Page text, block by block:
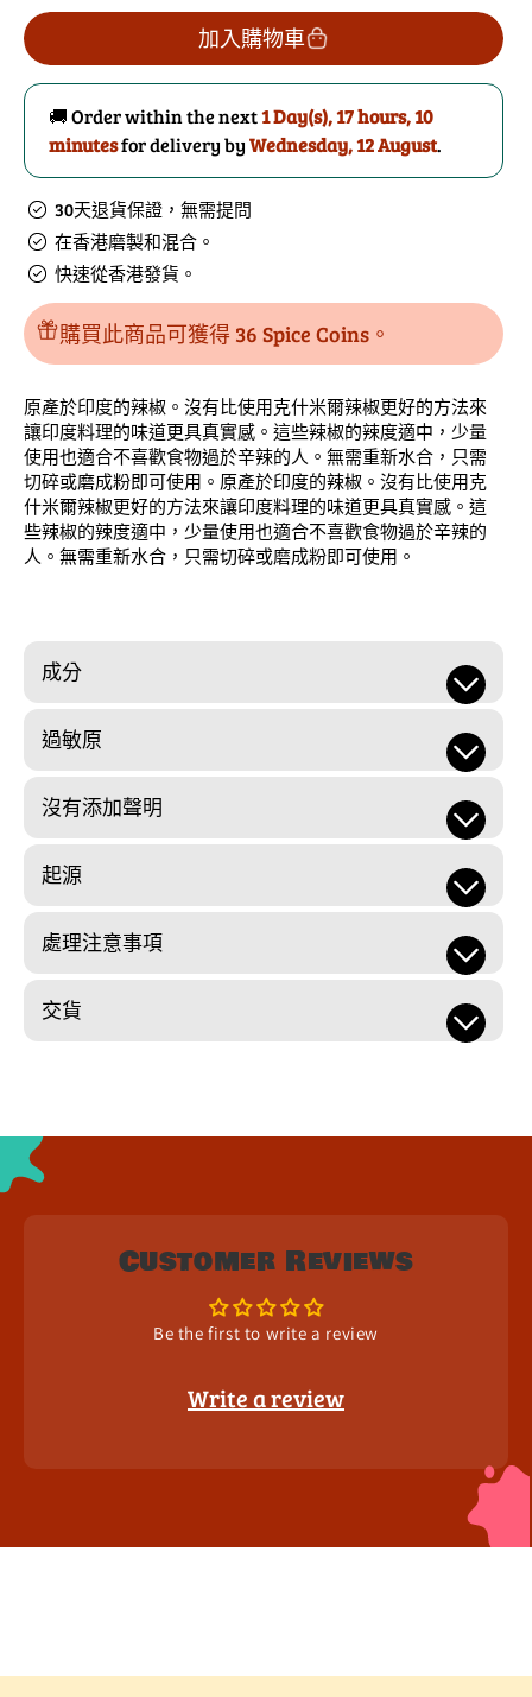
克
什
米
爾
辣
椒
粉
的
量
克
什
米
爾
辣
椒
加入購物車
🚚 Order within the next1 Day(s),17 hours, 10
minutesfor delivery byWednesday, 12 August.
30天退貨保證，無需提問
在香港磨製和混合。
快速從香港發貨。
購買此商品可獲得 36 Spice Coins。
原產於印度的辣椒。沒有比使用克什米爾辣椒更好的方法來
讓印度料理的味道更具真實感。這些辣椒的辣度適中，少量
使用也適合不喜歡食物過於辛辣的人。無需重新水合，只需
切碎或磨成粉即可使用。原產於印度的辣椒。沒有比使用克
什米爾辣椒更好的方法來讓印度料理的味道更具真實感。這
些辣椒的辣度適中，少量使用也適合不喜歡食物過於辛辣的
人。無需重新水合，只需切碎或磨成粉即可使用。
成分
過敏原
沒有添加聲明
起源
處理注意事項
交貨
Customer Reviews
Be the first to write a review
Write a review